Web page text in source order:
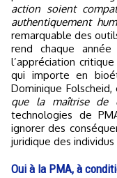
action soient
authentiquement
remarquable des
rend chaque
l’appréciation
qui importe en
Dominique Folscheid,
que la maîtrise de
technologies de
ignorer des
juridique des
Oui à la PMA, à